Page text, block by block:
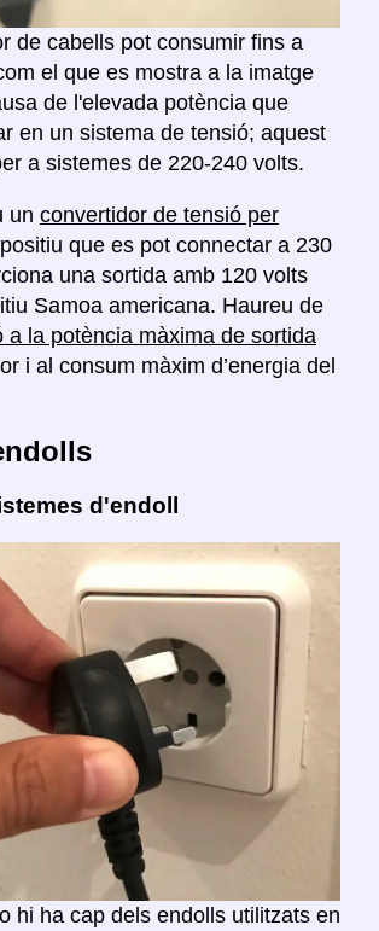
de cabells pot consumir fins a
el que es mostra a la imatge
de l'elevada potència que
en un sistema de tensió; aquest
a sistemes de 220-240 volts.
un convertidor de tensió per
que es pot connectar a 230
una sortida amb 120 volts
Samoa americana. Haureu de
a la potència màxima de sortida
i al consum màxim d’energia del
d'endoll
hi ha cap dels endolls utilitzats en